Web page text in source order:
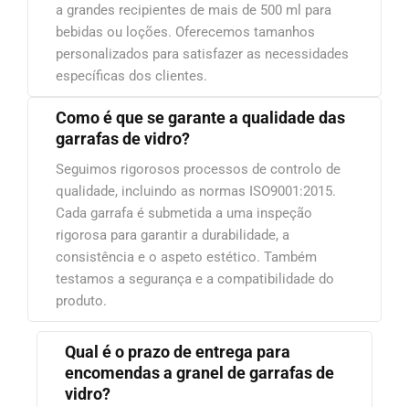
a grandes recipientes de mais de 500 ml para
bebidas ou loções. Oferecemos tamanhos
personalizados para satisfazer as necessidades
específicas dos clientes.
Como é que se garante a qualidade das
garrafas de vidro?
Seguimos rigorosos processos de controlo de
qualidade, incluindo as normas ISO9001:2015.
Cada garrafa é submetida a uma inspeção
rigorosa para garantir a durabilidade, a
consistência e o aspeto estético. Também
testamos a segurança e a compatibilidade do
produto.
Qual é o prazo de entrega para
encomendas a granel de garrafas de
vidro?